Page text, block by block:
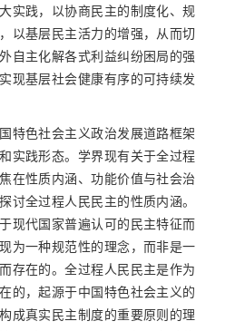
实践，以协商民主的制度化、规
以基层民主活力的增强，从而切
自主化解各式利益纠纷困局的强
现基层社会健康有序的可持续发
特色社会主义政治发展道路框架
实践形态。学界现有关于全过程
在性质内涵、功能价值与社会治
讨全过程人民民主的性质内涵。
现代国家普遍认可的民主特征而
为一种规范性的理念，而非是一
存在的。全过程人民民主是作为
的，起源于中国特色社会主义的
成真实民主制度的重要原则的理